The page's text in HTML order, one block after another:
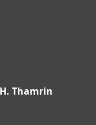
Thamrin